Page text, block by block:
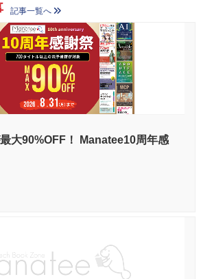
記事一覧へ
大90%OFF！ Manatee10周年感